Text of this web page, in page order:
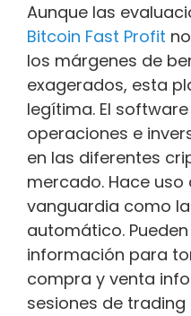
Aunque las
Bitcoin Fast Profit
los márgenes de
exagerados, esta
legítima. El
operaciones e
en las diferentes
mercado. Hace
vanguardia como
automático.
información para
compra y venta
sesiones de trading